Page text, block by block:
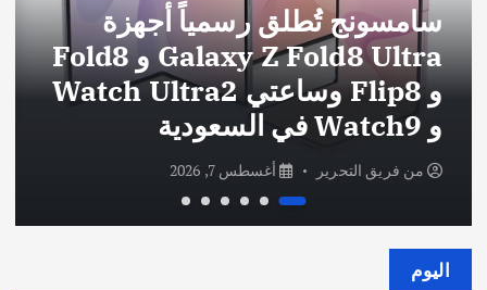
سامسونج تُطلق رسمياً أجهزة
Galaxy Z Fold8 Ultra و Fold8
و Flip8 وساعتي Watch Ultra2
و Watch9 في السعودية
من فريق التحرير أغسطس 7, 2026
اليوم